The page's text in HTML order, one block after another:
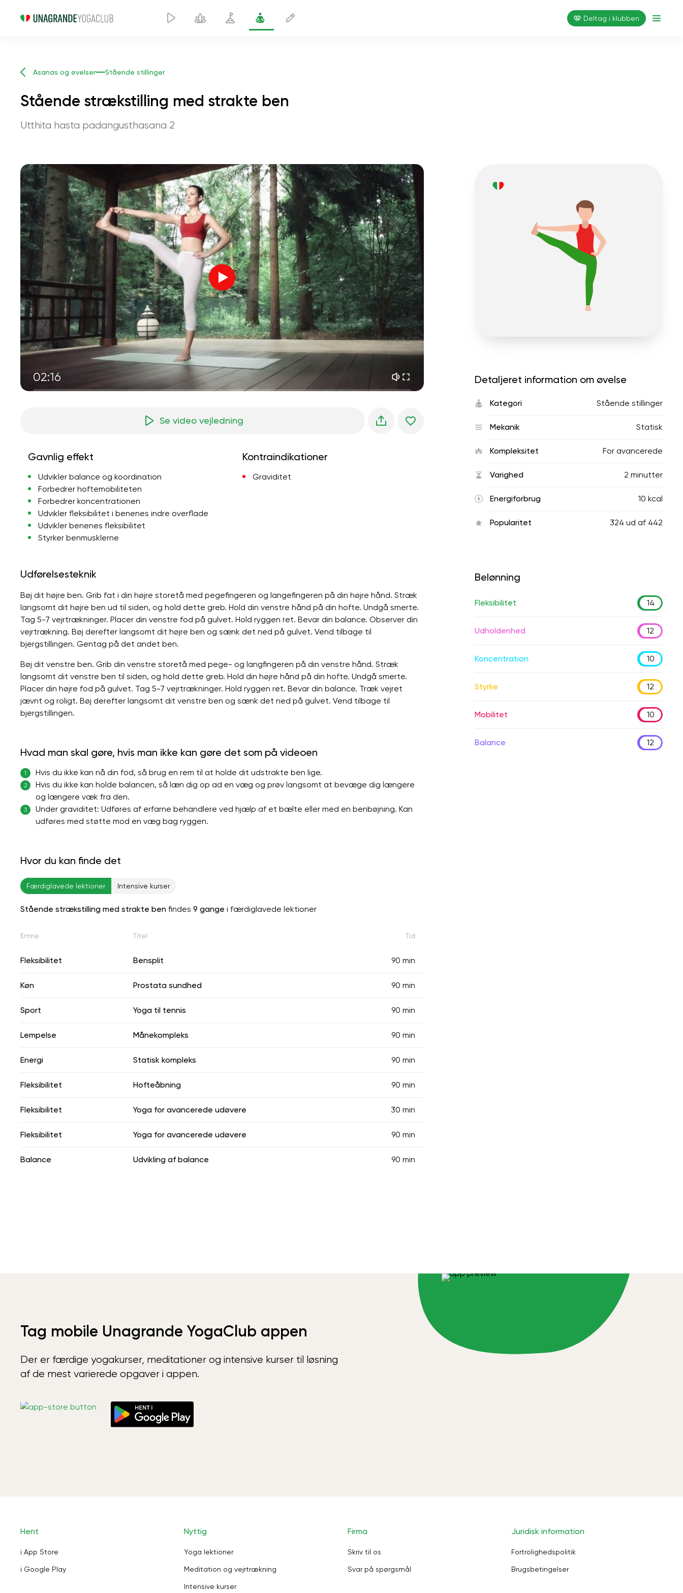
Deltag i klubben
Asanas og øvelser Stående stillinger
Stående strækstilling med strakte ben
Utthita hasta padangusthasana 2
02:16
Instruktørens stemme
sjælens flugt 01:44
indre fred 01:27
morgendrømme 01:34
skovens kølighed 05:00
sommerregn 02:00
bjergstilhed 02:00
havbrise 02:00
vindens stemme 02:00
forårsskov
Se video vejledning
Gavnlig effekt
Udvikler balance og koordination
Forbedrer hoftemobiliteten
Forbedrer koncentrationen
Udvikler fleksibilitet i benenes indre overflade
Udvikler benenes fleksibilitet
Styrker benmusklerne
Kontraindikationer
Graviditet
Udførelsesteknik
Bøj dit højre ben. Grib fat i din højre storetå med pegefingeren og langefingeren på din højre hånd. Stræk
langsomt dit højre ben ud til siden, og hold dette greb. Hold din venstre hånd på din hofte. Undgå smerte.
Tag 5-7 vejrtrækninger. Placer din venstre fod på gulvet. Hold ryggen ret. Bevar din balance. Observer din
vejrtrækning. Bøj derefter langsomt dit højre ben og sænk det ned på gulvet. Vend tilbage til
bjergstillingen. Gentag på det andet ben.
Bøj dit venstre ben. Grib din venstre storetå med pege- og langfingeren på din venstre hånd. Stræk
langsomt dit venstre ben til siden, og hold dette greb. Hold din højre hånd på din hofte. Undgå smerte.
Placer din højre fod på gulvet. Tag 5-7 vejrtrækninger. Hold ryggen ret. Bevar din balance. Træk vejret
jævnt og roligt. Bøj derefter langsomt dit venstre ben og sænk det ned på gulvet. Vend tilbage til
bjergstillingen.
Hvad man skal gøre, hvis man ikke kan gøre det som på videoen
1 Hvis du ikke kan nå din fod, så brug en rem til at holde dit udstrakte ben lige.
2
Hvis du ikke kan holde balancen, så læn dig op ad en væg og prøv langsomt at bevæge dig længere
og længere væk fra den.
3
Under graviditet: Udføres af erfarne behandlere ved hjælp af et bælte eller med en benbøjning. Kan
udføres med støtte mod en væg bag ryggen.
Hvor du kan finde det
Færdiglavede lektioner Intensive kurser
Stående strækstilling med strakte ben findes 9 gange i færdiglavede lektioner
Emne Titel Tid
Fleksibilitet Bensplit 90 min
Køn Prostata sundhed 90 min
Sport Yoga til tennis 90 min
Lempelse Månekompleks 90 min
Energi Statisk kompleks 90 min
Fleksibilitet Hofteåbning 90 min
Fleksibilitet Yoga for avancerede udøvere 30 min
Fleksibilitet Yoga for avancerede udøvere 90 min
Balance Udvikling af balance 90 min
Detaljeret information om øvelse
Kategori Stående stillinger
Mekanik Statisk
Kompleksitet For avancerede
Varighed 2 minutter
Energiforbrug 10 kcal
Popularitet 324 ud af 442
Belønning
Fleksibilitet 14
Udholdenhed 12
Koncentration 10
Styrke 12
Mobilitet 10
Balance 12
Tag mobile Unagrande YogaClub appen
Der er færdige yogakurser, meditationer og intensive kurser til løsning
af de mest varierede opgaver i appen.
Hent
i App Store
i Google Play
Nyttig
Yoga lektioner
Meditation og vejrtrækning
Intensive kurser
Firma
Skriv til os
Svar på spørgsmål
Juridisk information
Fortrolighedspolitik
Brugsbetingelser